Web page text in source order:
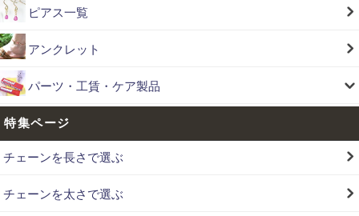
ピアス一覧
アンクレット
パーツ・工賃・ケア製品
特集ページ
チェーンを長さで選ぶ
チェーンを太さで選ぶ